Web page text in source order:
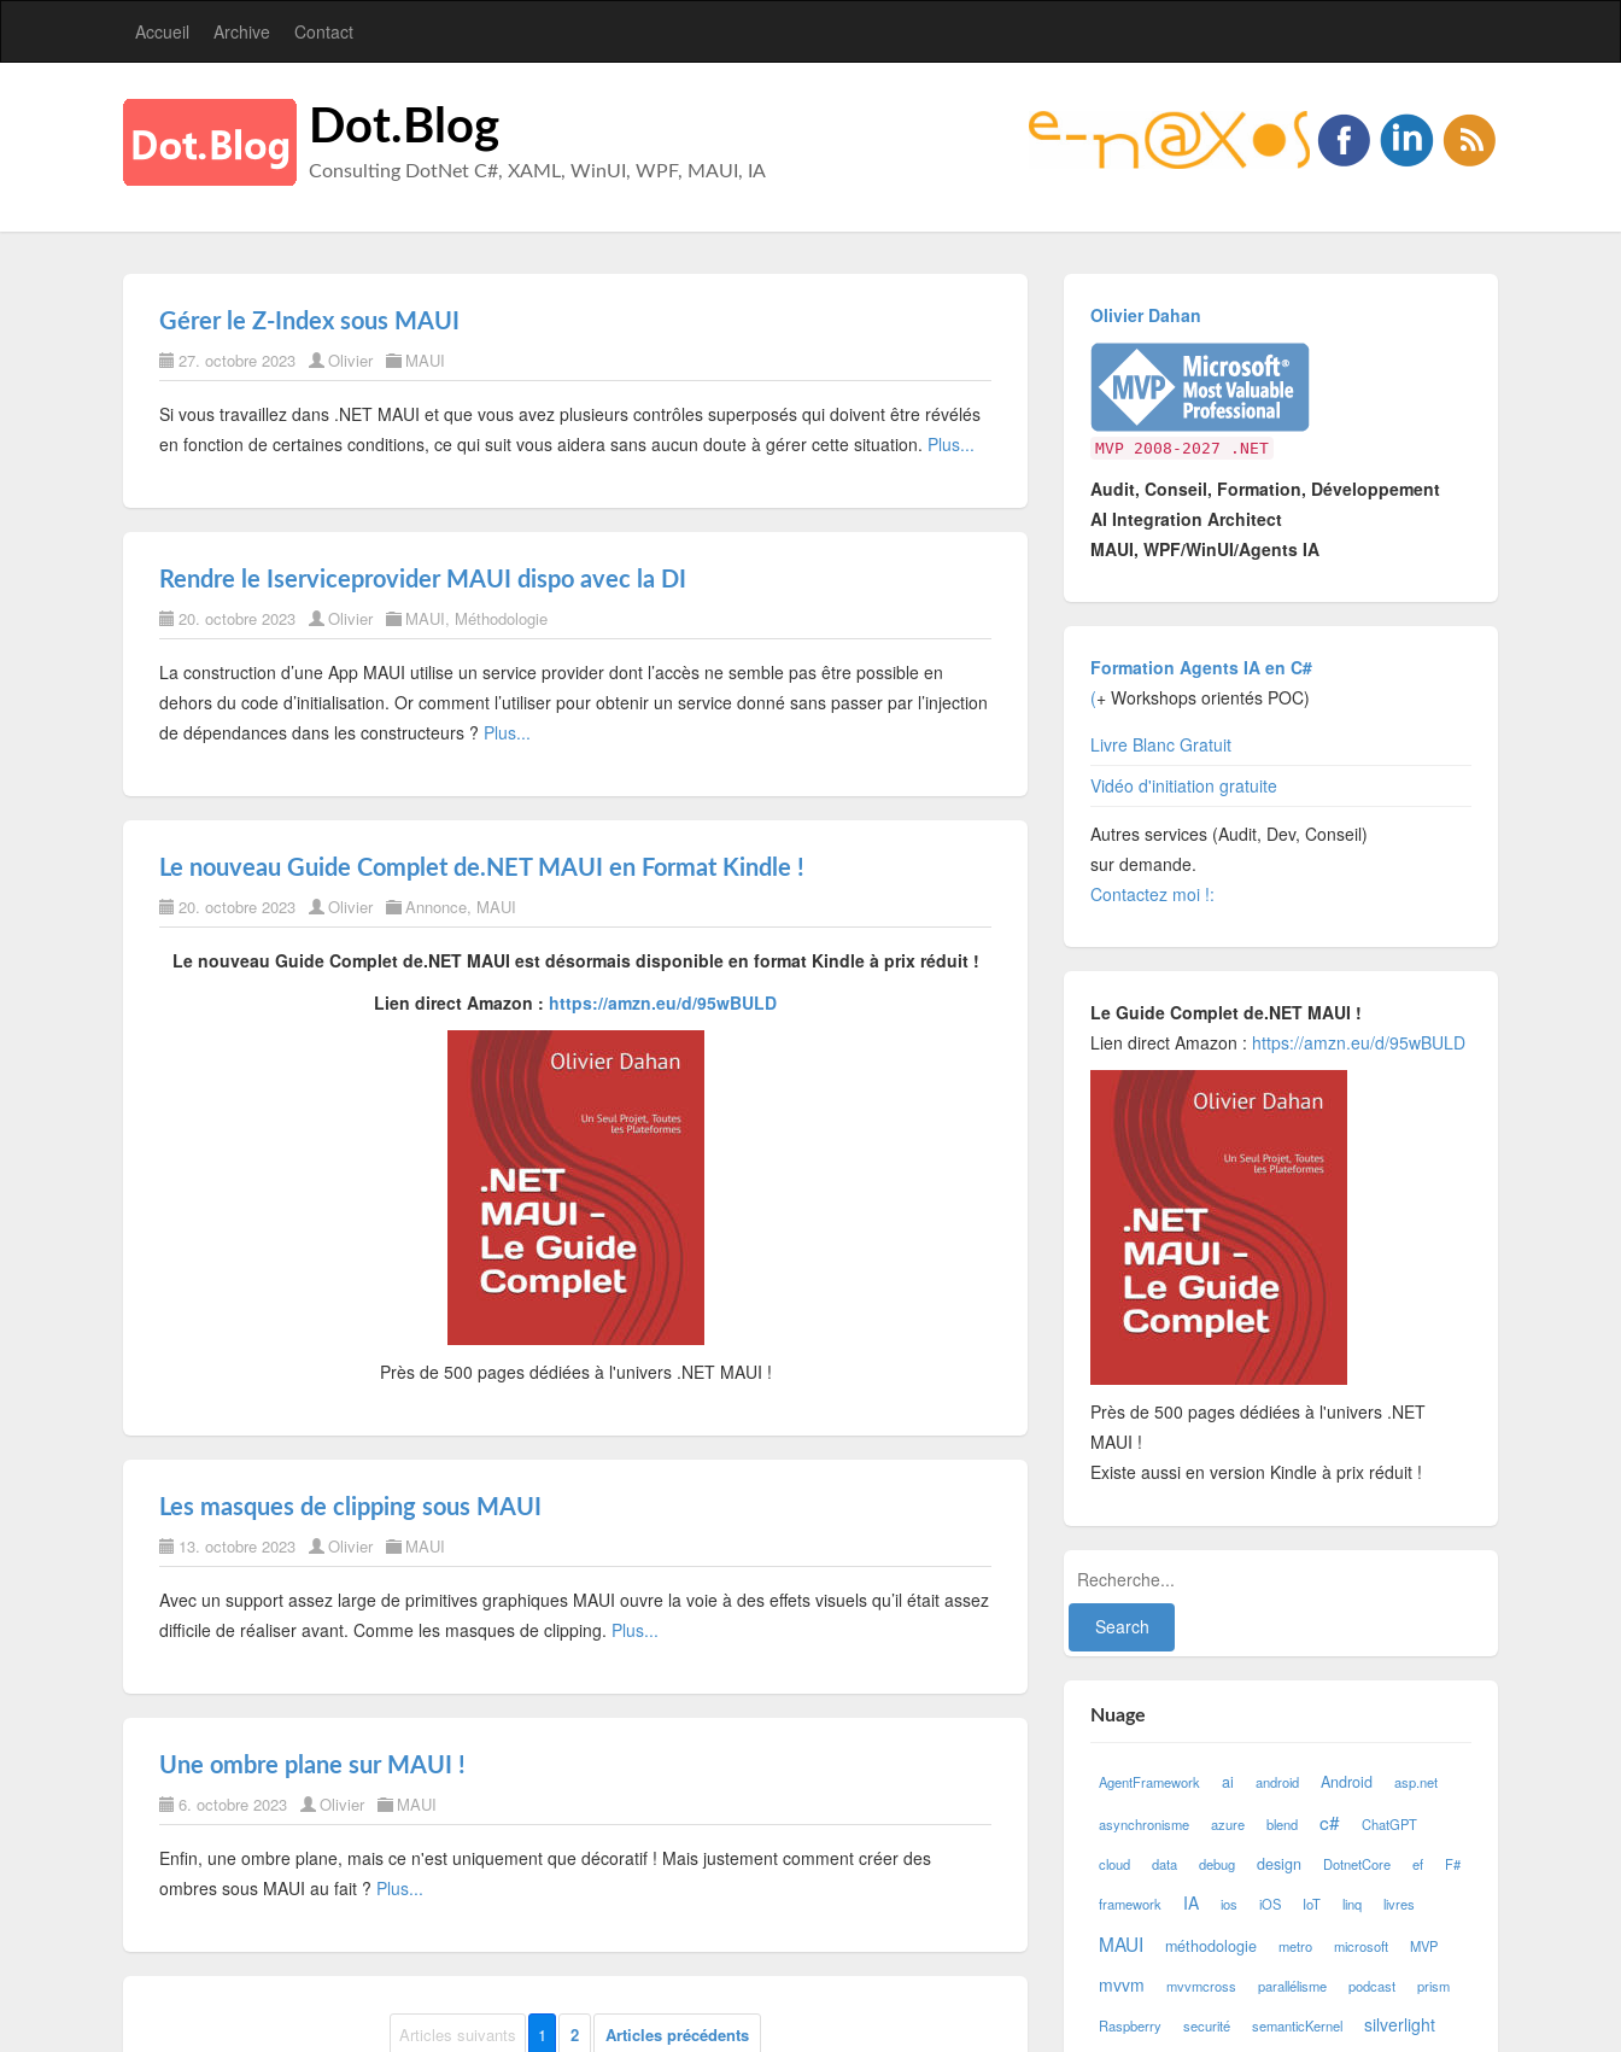
Accueil Archive Contact
Dot.Blog
Consulting DotNet C#, XAML, WinUI, WPF, MAUI, IA
Gérer le Z-Index sous MAUI
27. octobre 2023 Olivier MAUI
Si vous travaillez dans .NET MAUI et que vous avez plusieurs contrôles superposés qui doivent être révélés
en fonction de certaines conditions, ce qui suit vous aidera sans aucun doute à gérer cette situation. Plus...
Rendre le Iserviceprovider MAUI dispo avec la DI
20. octobre 2023 Olivier MAUI, Méthodologie
La construction d’une App MAUI utilise un service provider dont l’accès ne semble pas être possible en
dehors du code d’initialisation. Or comment l’utiliser pour obtenir un service donné sans passer par l’injection
de dépendances dans les constructeurs ? Plus...
Le nouveau Guide Complet de.NET MAUI en Format Kindle !
20. octobre 2023 Olivier Annonce, MAUI
Le nouveau Guide Complet de.NET MAUI est désormais disponible en format Kindle à prix réduit !
Lien direct Amazon : https://amzn.eu/d/95wBULD
Près de 500 pages dédiées à l'univers .NET MAUI !
Les masques de clipping sous MAUI
13. octobre 2023 Olivier MAUI
Avec un support assez large de primitives graphiques MAUI ouvre la voie à des effets visuels qu’il était assez
difficile de réaliser avant. Comme les masques de clipping. Plus...
Une ombre plane sur MAUI !
6. octobre 2023 Olivier MAUI
Enfin, une ombre plane, mais ce n'est uniquement que décoratif ! Mais justement comment créer des
ombres sous MAUI au fait ? Plus...
Articles suivants 1 2 Articles précédents
Olivier Dahan
MVP 2008-2027 .NET
Audit, Conseil, Formation, Développement
AI Integration Architect
MAUI, WPF/WinUI/Agents IA
Formation Agents IA en C#
(+ Workshops orientés POC)
Livre Blanc Gratuit
Vidéo d'initiation gratuite
Autres services (Audit, Dev, Conseil)
sur demande.
Contactez moi !:
Le Guide Complet de.NET MAUI !
Lien direct Amazon : https://amzn.eu/d/95wBULD
Près de 500 pages dédiées à l'univers .NET
MAUI !
Existe aussi en version Kindle à prix réduit !
Nuage
AgentFramework ai android Android asp.net
asynchronisme azure blend c# ChatGPT
cloud data debug design DotnetCore ef F#
framework IA ios iOS IoT linq livres
MAUI méthodologie metro microsoft MVP
mvvm mvvmcross parallélisme podcast prism
Raspberry securité semanticKernel silverlight